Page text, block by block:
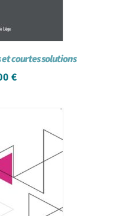
et courtes solutions
€